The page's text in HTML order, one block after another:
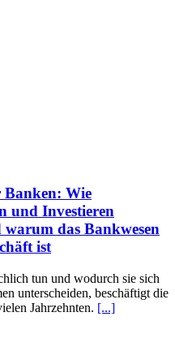
Wie
und Investieren
das Bankwesen
ist
tun und wodurch sie sich
unterscheiden, beschäftigt die
Jahrzehnten. [...]